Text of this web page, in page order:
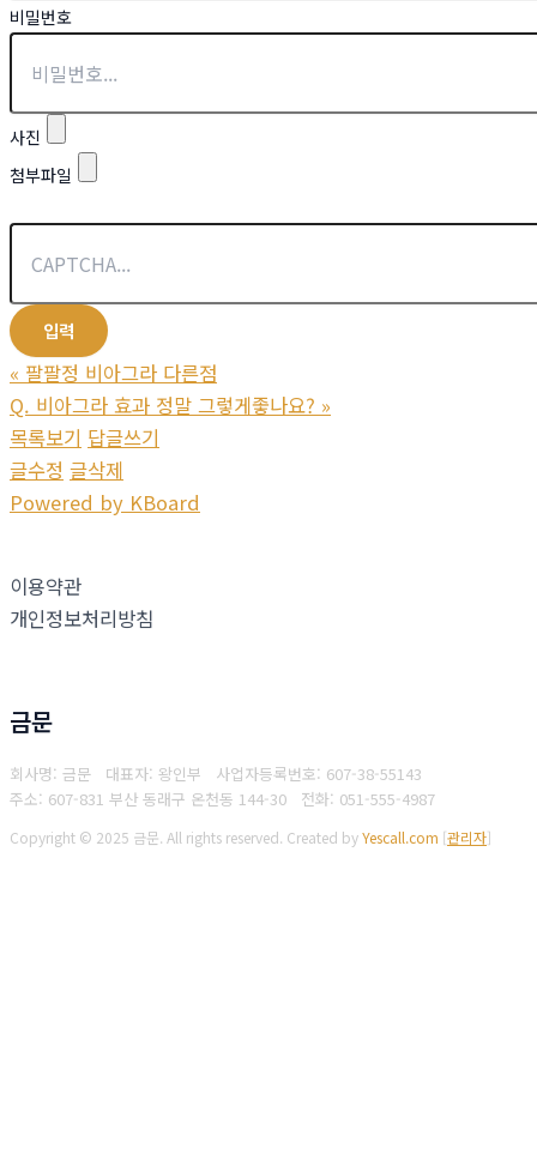
비밀번호
사진
첨부파일
« 팔팔정 비아그라 다른점
Q. 비아그라 효과 정말 그렇게좋나요? »
목록보기 답글쓰기
글수정 글삭제
Powered by KBoard
이용약관
개인정보처리방침
금문
회사명: 금문 대표자: 왕인부 사업자등록번호: 607-38-55143
주소: 607-831 부산 동래구 온천동 144-30 전화: 051-555-4987
Copyright © 2025 금문. All rights reserved. Created byYescall.com [관리자]